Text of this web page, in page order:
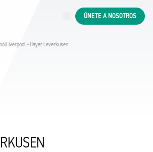
ÚNETE A NOSOTROS
Liverpool - Bayer Leverkusen